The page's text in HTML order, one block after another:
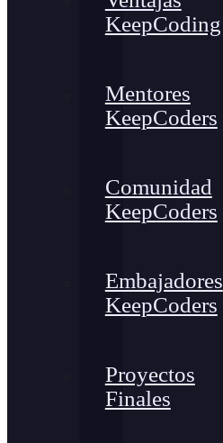
KeepCoding
Mentores
KeepCoders
Comunidad
KeepCoders
Embajadores
KeepCoders
Proyectos
Finales